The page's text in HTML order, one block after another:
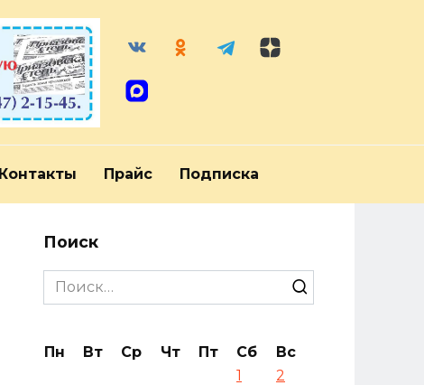
Контакты Прайс Подписка
Поиск
Search
for:
Пн Вт Ср Чт Пт Сб
Вс
1
2